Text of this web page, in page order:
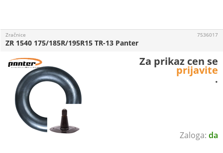
da
Zračnice
ZR 1540 175/185R/195R15 TR-13 Panter
7536017
Za prikaz cen se
prijavite
.